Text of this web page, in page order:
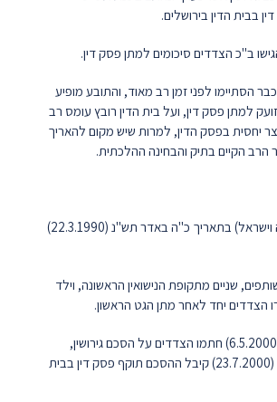
ב"כ הצדדים סיכומים למתן פסק דין.
כבר הסתיימו לפני זמן רב מאוד, והתובע מופיע
למתן פסק דין, ועל בית הדין רובץ עומס רב
יחסית בפסק הדין, למרות שיש מקום להאריך
הקיים בתיק והבחינה ההלכתית.
הצדדים נישאו (כדת משה וישראל) בתאריך כ"ה באדר תש"נ (22.3.1990)
שניים מתקופת הנישואין הראשונה, וילד
הצדדים יחד לאחר מתן הגט הראשון.
בתאריך א' באייר תש"ס (6.5.2000) חתמו הצדדים על הסכם גירושין,
ובתאריך כ' בתמוז תש"ס (23.7.2000) קיבל ההסכם תוקף פסק דין בבית